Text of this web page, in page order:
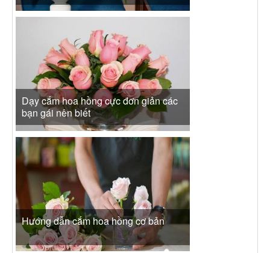
Dạy cắm hoa hồng cực đơn giản các
bạn gái nên biết
Hướng dẫn cắm hoa hồng cơ bản